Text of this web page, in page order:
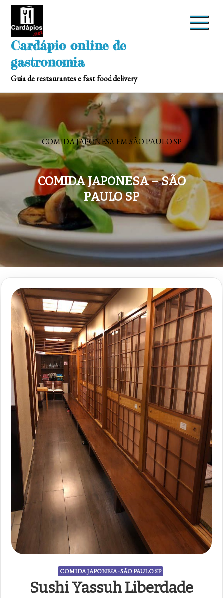
Skip
Cardápio online de
gastronomia
Guia de restaurantes e fast food delivery
COMIDA JAPONESA EM SÃO PAULO SP
COMIDA JAPONESA – SÃO
PAULO SP
COMIDA JAPONESA - SÃO PAULO SP
Sushi Yassuh Liberdade